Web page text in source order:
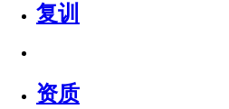
复训
资质